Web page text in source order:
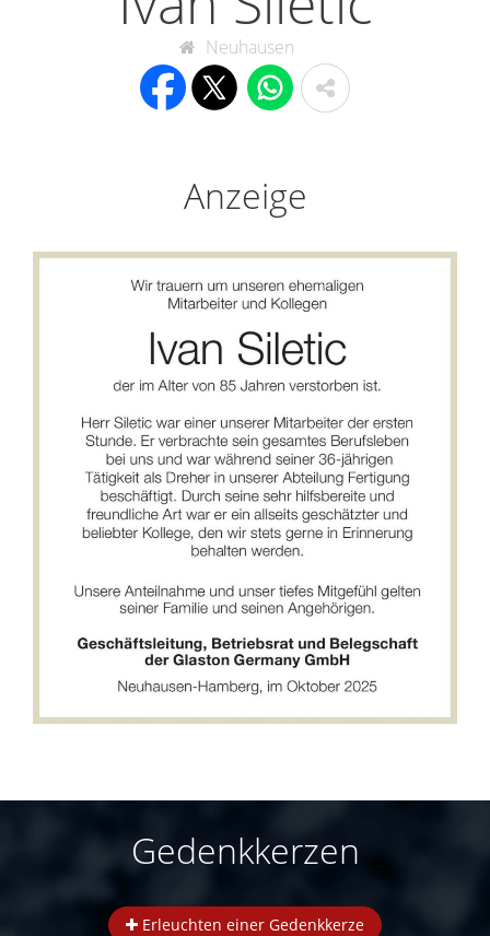
Neuhausen
Anzeige
Gedenkkerzen
Erleuchten einer Gedenkkerze